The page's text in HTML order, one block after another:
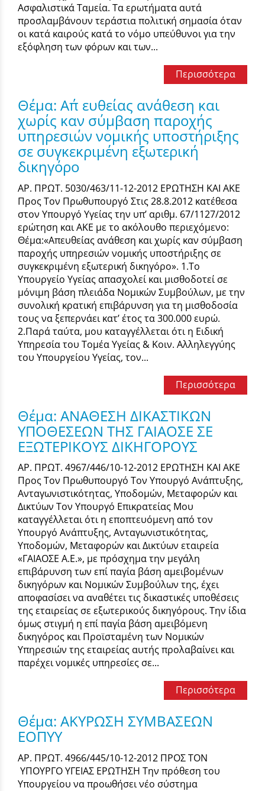
Ασφαλιστικά Ταμεία. Τα ερωτήματα αυτά
προσλαμβάνουν τεράστια πολιτική σημασία όταν
οι κατά καιρούς κατά το νόμο υπεύθυνοι για την
εξόφληση των φόρων και των...
Περισσότερα
Θέμα: Aπ΄ ευθείας ανάθεση και
χωρίς καν σύμβαση παροχής
υπηρεσιών νομικής υποστήριξης
σε συγκεκριμένη εξωτερική
δικηγόρο
ΑΡ. ΠΡΩΤ. 5030/463/11-12-2012 ΕΡΩΤΗΣΗ ΚΑΙ ΑΚΕ
Προς Τον Πρωθυπουργό Στις 28.8.2012 κατέθεσα
στον Υπουργό Υγείας την υπ’ αριθμ. 67/1127/2012
ερώτηση και ΑΚΕ με το ακόλουθο περιεχόμενο:
Θέμα:«Aπευθείας ανάθεση και χωρίς καν σύμβαση
παροχής υπηρεσιών νομικής υποστήριξης σε
συγκεκριμένη εξωτερική δικηγόρο». 1.Το
Υπουργείο Υγείας απασχολεί και μισθοδοτεί σε
μόνιμη βάση πλειάδα Νομικών Συμβούλων, με την
συνολική κρατική επιβάρυνση για τη μισθοδοσία
τους να ξεπερνάει κατ’ έτος τα 300.000 ευρώ.
2.Παρά ταύτα, μου καταγγέλλεται ότι η Ειδική
Yπηρεσία του Τομέα Υγείας & Κοιν. Αλληλεγγύης
του Υπουργείου Υγείας, τoν...
Περισσότερα
Θέμα: ΑΝΑΘΕΣΗ ΔΙΚΑΣΤΙΚΩΝ
ΥΠΟΘΕΣΕΩΝ ΤΗΣ ΓΑΙΑΟΣΕ ΣΕ
ΕΞΩΤΕΡΙΚΟΥΣ ΔΙΚΗΓΟΡΟΥΣ
ΑΡ. ΠΡΩΤ. 4967/446/10-12-2012 ΕΡΩΤΗΣΗ ΚΑΙ ΑΚΕ
Προς Τον Πρωθυπουργό Τον Υπουργό Ανάπτυξης,
Ανταγωνιστικότητας, Υποδομών, Μεταφορών και
Δικτύων Τον Υπουργό Επικρατείας Μου
καταγγέλλεται ότι η εποπτευόμενη από τον
Υπουργό Ανάπτυξης, Ανταγωνιστικότητας,
Υποδομών, Μεταφορών και Δικτύων εταιρεία
«ΓΑΙΑΟΣΕ Α.Ε.», με πρόσχημα την μεγάλη
επιβάρυνση των επί παγία βάση αμειβομένων
δικηγόρων και Νομικών Συμβούλων της, έχει
αποφασίσει να αναθέτει τις δικαστικές υποθέσεις
της εταιρείας σε εξωτερικούς δικηγόρους. Την ίδια
όμως στιγμή η επί παγία βάση αμειβόμενη
δικηγόρος και Προϊσταμένη των Νομικών
Υπηρεσιών της εταιρείας αυτής προλαβαίνει και
παρέχει νομικές υπηρεσίες σε...
Περισσότερα
Θέμα: ΑΚΥΡΩΣΗ ΣΥΜΒΑΣΕΩΝ
ΕΟΠΥΥ
ΑΡ. ΠΡΩΤ. 4966/445/10-12-2012 ΠΡΟΣ ΤΟΝ
ΥΠΟΥΡΓΟ ΥΓΕΙΑΣ ΕΡΩΤΗΣΗ Την πρόθεση του
Υπουργείου να προωθήσει νέο σύστημα